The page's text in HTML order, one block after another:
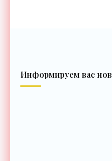
Информируем вас